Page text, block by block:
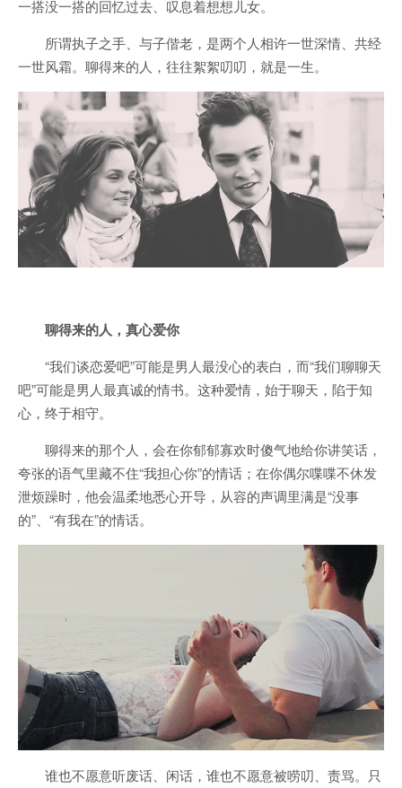
一搭没一搭的回忆过去、叹息着想想儿女。
所谓执子之手、与子偕老，是两个人相许一世深情、共经
一世风霜。聊得来的人，往往絮絮叨叨，就是一生。
聊得来的人，真心爱你
“我们谈恋爱吧”可能是男人最没心的表白，而“我们聊聊天
吧”可能是男人最真诚的情书。这种爱情，始于聊天，陷于知
心，终于相守。
聊得来的那个人，会在你郁郁寡欢时傻气地给你讲笑话，
夸张的语气里藏不住“我担心你”的情话；在你偶尔喋喋不休发
泄烦躁时，他会温柔地悉心开导，从容的声调里满是“没事
的”、“有我在”的情话。
谁也不愿意听废话、闲话，谁也不愿意被唠叨、责骂。只